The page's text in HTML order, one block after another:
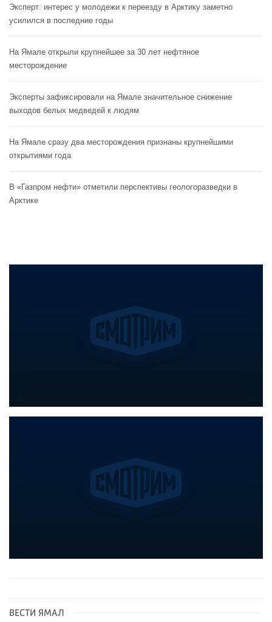
Эксперт: интерес у молодежи к переезду в Арктику заметно
усилился в последние годы
На Ямале открыли крупнейшее за 30 лет нефтяное
месторождение
Эксперты зафиксировали на Ямале значительное снижение
выходов белых медведей к людям
На Ямале сразу два месторождения признаны крупнейшими
открытиями года
В «Газпром нефти» отметили перспективы геологоразведки в
Арктике
ВЕСТИ ЯМАЛ